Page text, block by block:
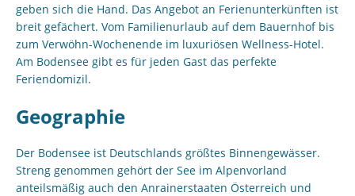
geben sich die Hand. Das Angebot an Ferienunterkünften ist
breit gefächert. Vom Familienurlaub auf dem Bauernhof bis
zum Verwöhn-Wochenende im luxuriösen Wellness-Hotel.
Am Bodensee gibt es für jeden Gast das perfekte
Feriendomizil.
Geographie
Der Bodensee ist Deutschlands größtes Binnengewässer.
Streng genommen gehört der See im Alpenvorland
anteilsmäßig auch den Anrainerstaaten Österreich und